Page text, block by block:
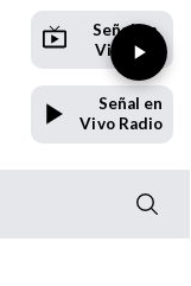
Señal en
Vivo TV
Señal en
Vivo Radio